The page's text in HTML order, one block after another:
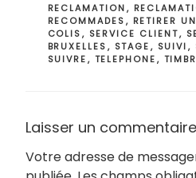
RECLAMATION,
RECOMMADES, RETIRER
COLIS, SERVICE CLIENT,
BRUXELLES, STAGE, SUIVI,
SUIVRE, TELEPHONE,
Laisser un commentaire
Votre adresse de